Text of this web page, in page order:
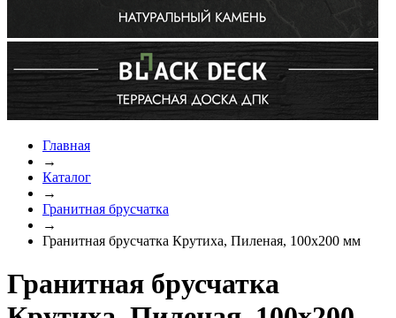
Главная
→
Каталог
→
Гранитная брусчатка
→
Гранитная брусчатка Крутиха, Пиленая, 100х200 мм
Гранитная брусчатка